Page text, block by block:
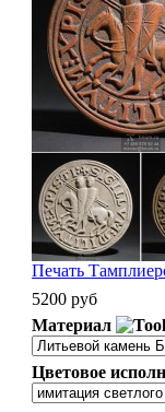
Печать
5200 руб
Материал
Цветовое